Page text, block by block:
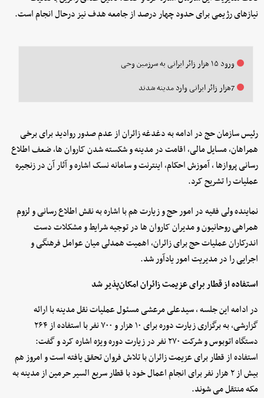
نیازهای رژیمی برای حدود چهار درصد از جامعه هدف نیز درحال انجام است.
ورود ۱۵ هزار زائر ایرانی به سرزمین وحی
7هزار زائر ایرانی وارد مدینه شدند
رئیس سازمان حج در ادامه به دغدغه زائران از عدم صدور روادید برای برخی
همراهان، مسایل مالی، اقامت در مدینه و شکسته شدن کاروان ها، ضعف اطلاع
رسانی پروازها ، آموزش احکام، اینترنت و سامانه نسک اشاره و آثار آن در زنجیره
عملیات را تشریح کرد.
نماینده ولی فقیه در امور حج و زیارت هم با اشاره به نقش اطلاع رسانی و لزوم
همراهی روحانیون و مدیران کاروان ها در توجیه شرایط و مشکلات دست
اندرکاران عملیات حج برای زائران، اهمیت همدلی میان عوامل فرهنگی و
اجرایی را در مدیریت امور یادآور شد.
استفاده از قطار برای عزیمت زائران امکان‌پذیر شد
در ادامه این جلسه ، سیدعلی مرعشی مسئول عملیات نقل مدینه با ارائه
گزارشی، به برگزاری زیارت دوره برای ۱۰ هزار و ۷۰۰ نفر با استفاده از ۲۶۴
دستگاه اتوبوس و شرکت ۲۷۰ نفر در زیارت دوره ویژه اشاره کرد و گفت:
استفاده از قطار برای عزیمت زائران با تلاش فروان تحقق یافته است و امروز هم
بیش از ۲ هزار نفر برای انجام اعمال خود با قطار سریع السیر حرمین از مدینه به
مکه منتقل می شوند.